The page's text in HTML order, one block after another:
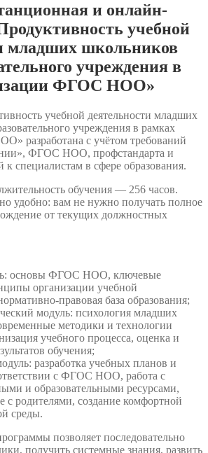
и онлайн-
учебной
младших школьников
учреждения в
ФГОС НОО»
учебной деятельности младших
учреждения в рамках
разработана с учётом требований
ФГОС НОО, профстандарта и
к специалистам в сфере образования.
обучения — 256 часов.
удобно: вам не нужно получать полное
от текущих должностных
основы ФГОС НОО, ключевые
организации учебной
правовая база образования;
модуль: психология младших
методики и технологии
учебного процесса, оценка и
обучения;
разработка учебных планов и
с ФГОС НОО, работа с
и образовательными ресурсами,
с родителями, создание комфортной
среды.
позволяет последовательно
получить системные знания, развить